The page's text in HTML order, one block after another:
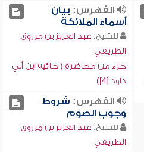
الفهرس: بيان
أسماء الملائكة
للشيخ: عبد العزيز بن مرزوق
الطريفي
جزء من محاضرة ( حائية ابن أبي
داود [4])
الفهرس: شروط
وجوب الصوم
للشيخ: عبد العزيز بن مرزوق
الطريفي